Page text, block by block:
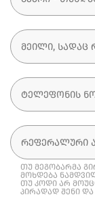
თუ მეგობარმა
მოხდება
თუ კოდი არ
პირადად შენი